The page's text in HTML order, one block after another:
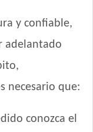
y confiable,
adelantado
necesario que:
conozca el